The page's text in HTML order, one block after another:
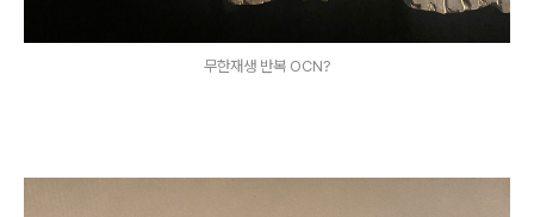
무한재생 반복 OCN?